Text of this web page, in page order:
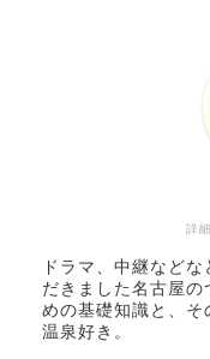
詳
ドラマ、中継など
だきました名古屋の
めの基礎知識と、そ
温泉好き。